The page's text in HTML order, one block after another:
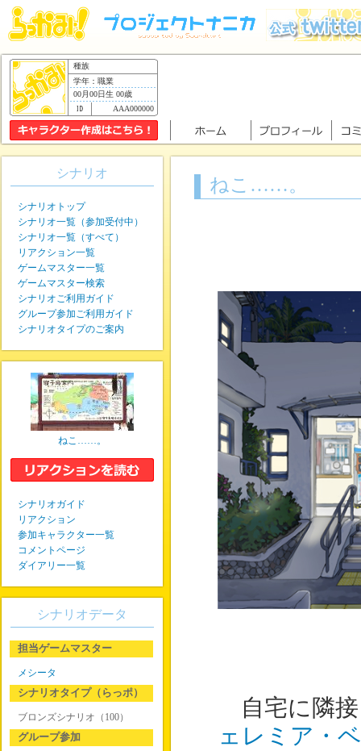
種族
学年：職業
00月00日生 00歳
AAA000000
ねこ……。
自宅に隣
ェレミア・
シナリオ
シナリオトップ
シナリオ一覧（参加受付中）
シナリオ一覧（すべて）
リアクション一覧
ゲームマスター一覧
ゲームマスター検索
シナリオご利用ガイド
グループ参加ご利用ガイド
シナリオタイプのご案内
ねこ……。
シナリオガイド
リアクション
参加キャラクター一覧
コメントページ
ダイアリー一覧
シナリオデータ
担当ゲームマスター
メシータ
シナリオタイプ（らっポ）
ブロンズシナリオ（100）
グループ参加